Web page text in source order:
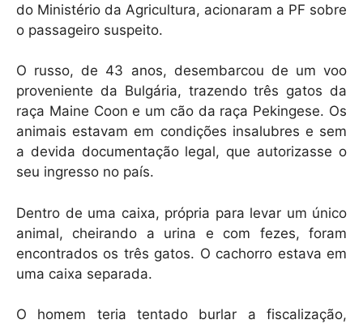
do Ministério da Agricultura, acionaram a PF sobre
o passageiro suspeito.
O russo, de 43 anos, desembarcou de um voo
proveniente da Bulgária, trazendo três gatos da
raça Maine Coon e um cão da raça Pekingese. Os
animais estavam em condições insalubres e sem
a devida documentação legal, que autorizasse o
seu ingresso no país.
Dentro de uma caixa, própria para levar um único
animal, cheirando a urina e com fezes, foram
encontrados os três gatos. O cachorro estava em
uma caixa separada.
O homem teria tentado burlar a fiscalização,